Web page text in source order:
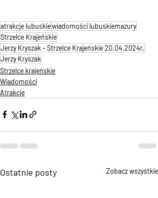
atrakcje lubuskiewiadomości lubuskiemazury
Strzelce Krajeńskie
Jerzy Kryszak – Strzelce Krajeńskie 20.04.2024r.
Jerzy Kryszak
Strzelce krajeńskie
Wiadomości
Atrakcje
Ostatnie posty Zobacz wszystkie